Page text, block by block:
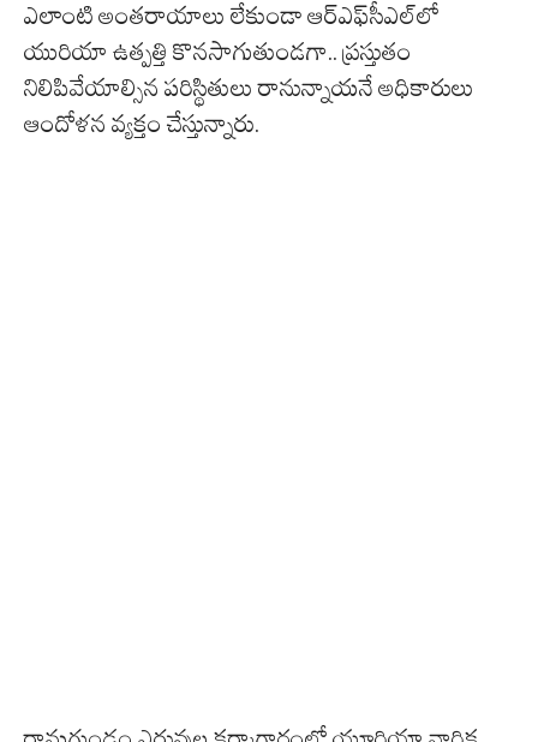
ఎలాంటి అంతరాయాలు లేకుండా ఆర్‌ఎఫ్‌సీఎల్‌లో
యురియా ఉత్పత్తి కొనసాగుతుండగా.. ప్రస్తుతం
నిలిపివేయాల్సిన పరిస్థితులు రానున్నాయనే అధికారులు
ఆందోళన వ్యక్తం చేస్తున్నారు.